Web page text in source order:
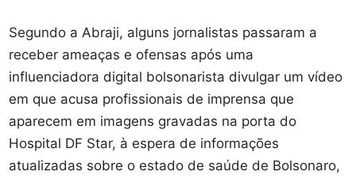
Segundo a Abraji, alguns jornalistas passaram a
receber ameaças e ofensas após uma
influenciadora digital bolsonarista divulgar um vídeo
em que acusa profissionais de imprensa que
aparecem em imagens gravadas na porta do
Hospital DF Star, à espera de informações
atualizadas sobre o estado de saúde de Bolsonaro,